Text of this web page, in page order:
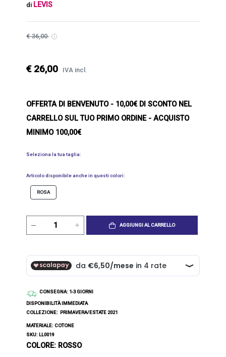
di LEVIS
€ 36,00
€ 26,00 IVA incl.
OFFERTA DI BENVENUTO- 10,00€ DI SCONTO NEL
CARRELLO SUL TUO PRIMO ORDINE - ACQUISTO
MINIMO 100,00€
Seleziona la tua taglia:
Articolo disponibile anche in questi colori:
ROSA
AGGIUNGI AL CARRELLO
CONSEGNA: 1-3 GIORNI
DISPONIBILITÀ IMMEDIATA
COLLEZIONE: PRIMAVERA/ESTATE 2021
MATERIALE: COTONE
SKU: LL0019
COLORE: ROSSO